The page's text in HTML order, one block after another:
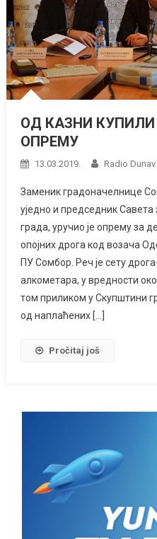
ОД КАЗНИ
ОПРЕМУ
13.03.2019. Radio Dunav
Заменик градоначелнице
уједно и председник Савета
града, уручио је опрему за
опојних дрога код возача
ПУ Сомбор. Реч је сету
алкометара, у вредности
том приликом у Скупштини
од наплаћених […]
Pročitaj još